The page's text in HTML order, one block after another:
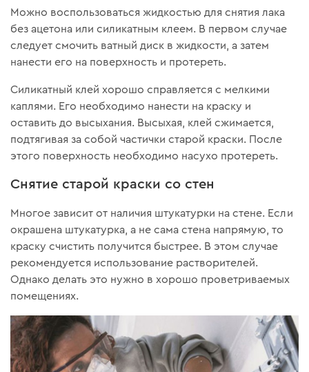
Можно воспользоваться жидкостью для снятия лака
без ацетона или силикатным клеем. В первом случае
следует смочить ватный диск в жидкости, а затем
нанести его на поверхность и протереть.
Силикатный клей хорошо справляется с мелкими
каплями. Его необходимо нанести на краску и
оставить до высыхания. Высыхая, клей сжимается,
подтягивая за собой частички старой краски. После
этого поверхность необходимо насухо протереть.
Снятие старой краски со стен
Многое зависит от наличия штукатурки на стене. Если
окрашена штукатурка, а не сама стена напрямую, то
краску счистить получится быстрее. В этом случае
рекомендуется использование растворителей.
Однако делать это нужно в хорошо проветриваемых
помещениях.